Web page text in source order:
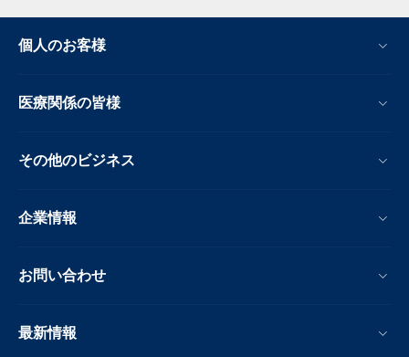
個人のお客様
医療関係の皆様
その他のビジネス
企業情報
お問い合わせ
最新情報